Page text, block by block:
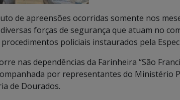
de apreensões ocorridas somente nos
forças de segurança que atuam no
policiais instaurados pela
nas dependências da Farinheira “São
por representantes do Ministério
de Dourados.